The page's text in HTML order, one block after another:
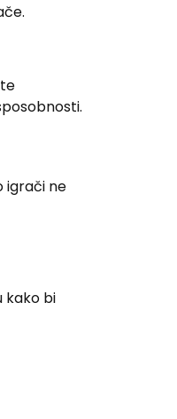
igrači ne
kako bi